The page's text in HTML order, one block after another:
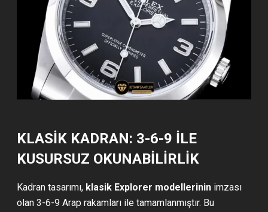
KLASIK KADRAN: 3-6-9 ILE
KUSURSUZ OKUNABILIRLIK
Kadran tasarımı, klasik Explorer modellerinin imzası
olan 3-6-9 Arap rakamları ile tamamlanmıştır. Bu